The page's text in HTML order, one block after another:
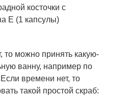
косточки с
Е (1 капсулы)
то можно принять какую-
ванну, например по
времени нет, то
такой простой скраб: